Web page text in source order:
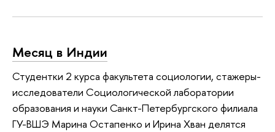
Месяц в Индии
Студентки 2 курса факультета социологии, стажеры-
исследователи Социологической лаборатории
образования и науки Санкт-Петербургского филиала
ГУ-ВШЭ Марина Остапенко и Ирина Хван делятся